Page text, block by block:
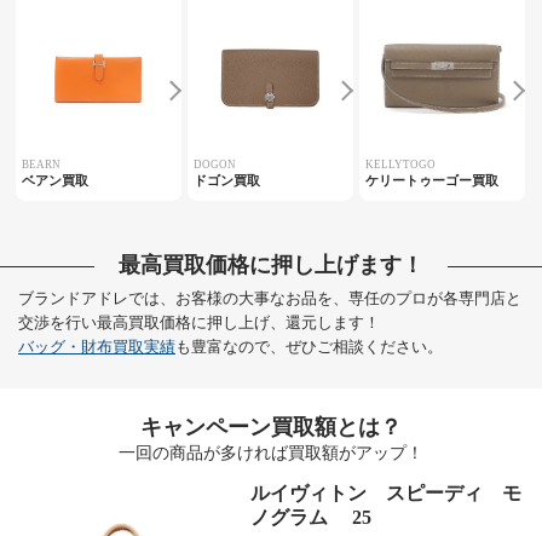
BEARN
ベアン買取
DOGON
ドゴン買取
KELLYTOGO
ケリートゥーゴー買取
最高買取価格に押し上げます！
ブランドアドレでは、お客様の大事なお品を、専任のプロが各専門店と
交渉を行い最高買取価格に押し上げ、還元します！
バッグ・財布買取実績も豊富なので、ぜひご相談ください。
キャンペーン買取額とは？
一回の商品が多ければ買取額がアップ！
ルイヴィトン スピーディ モ
ノグラム 25